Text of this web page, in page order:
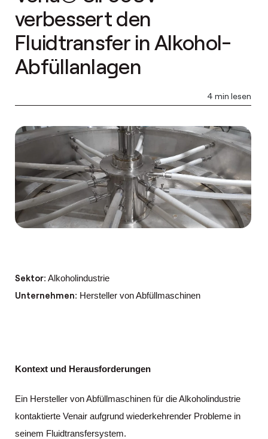
verbessert den
Fluidtransfer in Alkohol-
Abfüllanlagen
4 min lesen
Sektor: Alkoholindustrie
Unternehmen: Hersteller von Abfüllmaschinen
Kontext und Herausforderungen
Ein Hersteller von Abfüllmaschinen für die Alkoholindustrie
kontaktierte Venair aufgrund wiederkehrender Probleme in
seinem Fluidtransfersystem.